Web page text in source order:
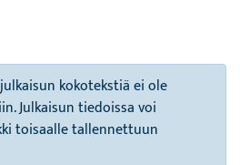
kokotekstiä ei ole
Julkaisun tiedoissa voi
toisaalle tallennettuun